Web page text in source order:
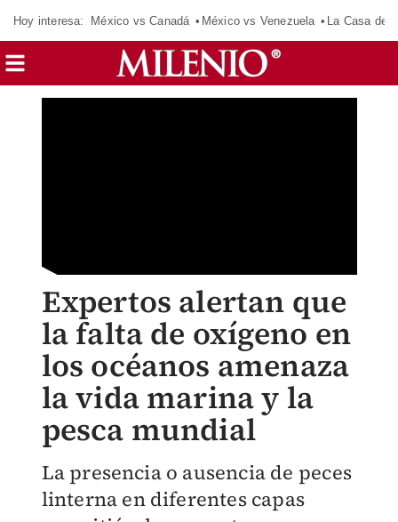
Hoy interesa: México vs Canadá México vs Venezuela La Casa de
Expertos alertan que
la falta de oxígeno en
los océanos amenaza
la vida marina y la
pesca mundial
La presencia o ausencia de peces
linterna en diferentes capas